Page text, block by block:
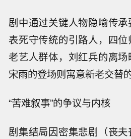
剧中通过关键人物隐喻传
表死守传统的引路人，四
老艺人群体，刘红兵的离
宋雨的登场则寓意新老交替
“苦难叙事”的争议与内核
剧集结局因密集悲剧（丧